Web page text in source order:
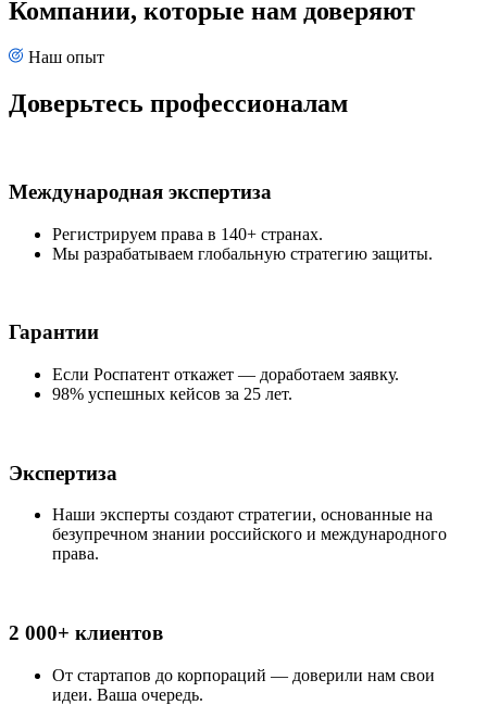
Компании, которые нам доверяют
Наш опыт
Доверьтесь профессионалам
Международная экспертиза
Регистрируем права в 140+ странах.
Мы разрабатываем глобальную стратегию защиты.
Гарантии
Если Роспатент откажет — доработаем заявку.
98% успешных кейсов за 25 лет.
Экспертиза
Наши эксперты создают стратегии, основанные на
безупречном знании российского и международного
права.
2 000+ клиентов
От стартапов до корпораций — доверили нам свои
идеи. Ваша очередь.